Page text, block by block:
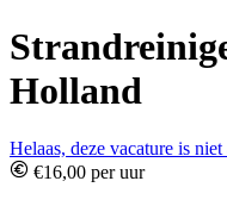
Holland
Helaas, deze vacature is niet
€16,00 per uur